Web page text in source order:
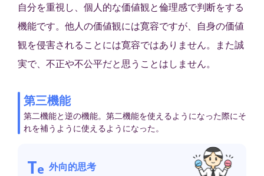
自分を重視し、個人的な価値観と倫理感で判断をする
機能です。他人の価値観には寛容ですが、自身の価値
観を侵害されることには寛容ではありません。また誠
実で、不正や不公平だと思うことはしません。
第三機能
第二機能と逆の機能。第二機能を使えるようになった際にそ
れを補うように使えるようになった。
Te 外向的思考